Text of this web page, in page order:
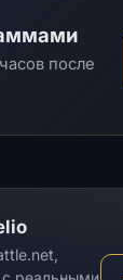
после